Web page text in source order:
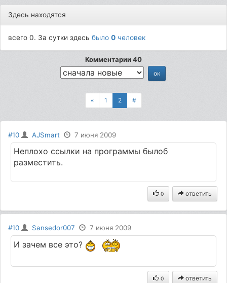
Здесь находятся
всего 0. За сутки здесьбыло0 человек
Комментарии 40
« 1 2 #
#10 AJSmart 7 июня 2009
Неплохо ссылки на программы былоб
разместить.
0 ответить
#10 Sansedor007 7 июня 2009
И зачем все это?
0 ответить